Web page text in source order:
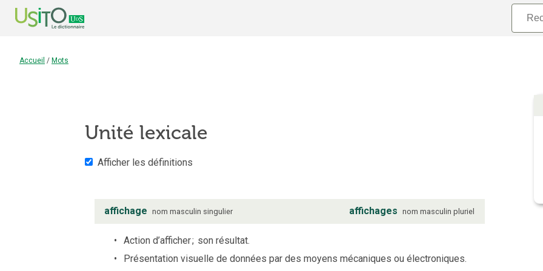
Accueil / Mots
Unité lexicale
Afficher les définitions
affichage nom masculin singulier affichages nom masculin pluriel
Action d’afficher; son résultat.
Présentation visuelle de données par des moyens mécaniques ou électroniques.